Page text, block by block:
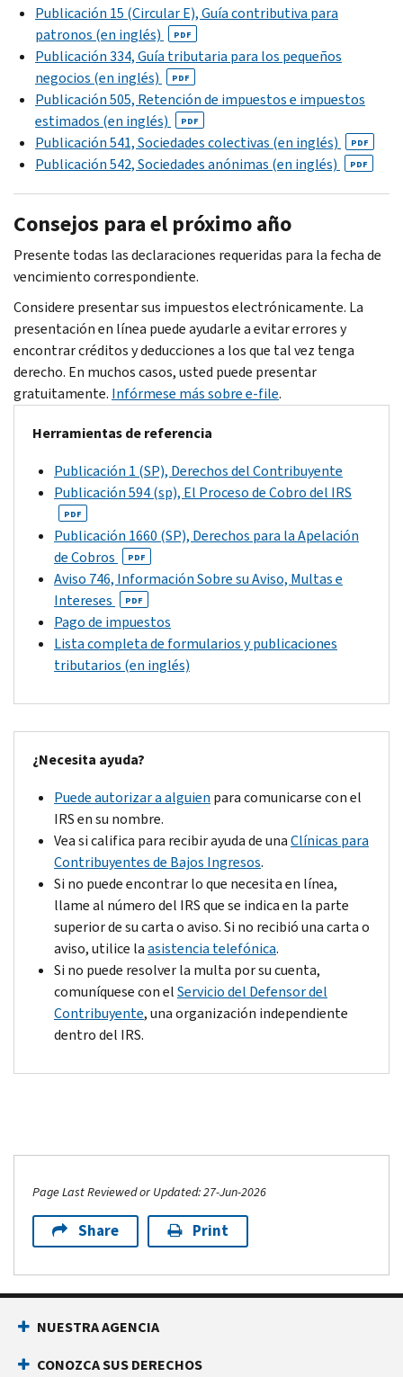
Publicación 15 (Circular E), Guía contributiva para
patronos (en inglés)
PDF
Publicación 334, Guía tributaria para los pequeños
negocios (en inglés)
PDF
Publicación 505, Retención de impuestos e impuestos
estimados (en inglés)
PDF
Publicación 541, Sociedades colectivas (en inglés) PDF
Publicación 542, Sociedades anónimas (en inglés) PDF
Consejos para el próximo año
Presente todas las declaraciones requeridas para la fecha de
vencimiento correspondiente.
Considere presentar sus impuestos electrónicamente. La
presentación en línea puede ayudarle a evitar errores y
encontrar créditos y deducciones a los que tal vez tenga
derecho. En muchos casos, usted puede presentar
gratuitamente. Infórmese más sobre e-file.
Herramientas de referencia
Publicación 1 (SP), Derechos del Contribuyente
Publicación 594 (sp), El Proceso de Cobro del IRS
PDF
Publicación 1660 (SP), Derechos para la Apelación
de Cobros
PDF
Aviso 746, Información Sobre su Aviso, Multas e
Intereses
PDF
Pago de impuestos
Lista completa de formularios y publicaciones
tributarios (en inglés)
¿Necesita ayuda?
Puede autorizar a alguien para comunicarse con el
IRS en su nombre.
Vea si califica para recibir ayuda de unaClínicas para
Contribuyentes de Bajos Ingresos.
Si no puede encontrar lo que necesita en línea,
llame al número del IRS que se indica en la parte
superior de su carta o aviso. Si no recibió una carta o
aviso, utilice laasistencia telefónica.
Si no puede resolver la multa por su cuenta,
comuníquese con elServicio del Defensor del
Contribuyente, una organización independiente
dentro del IRS.
Page Last Reviewed or Updated: 27-Jun-2026
Share Print
NUESTRA AGENCIA
CONOZCA SUS DERECHOS